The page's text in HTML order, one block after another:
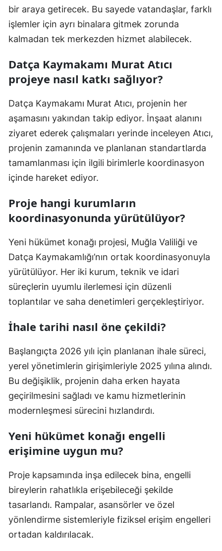
bir araya getirecek. Bu sayede vatandaşlar, farklı
işlemler için ayrı binalara gitmek zorunda
kalmadan tek merkezden hizmet alabilecek.
Datça Kaymakamı Murat Atıcı
projeye nasıl katkı sağlıyor?
Datça Kaymakamı Murat Atıcı, projenin her
aşamasını yakından takip ediyor. İnşaat alanını
ziyaret ederek çalışmaları yerinde inceleyen Atıcı,
projenin zamanında ve planlanan standartlarda
tamamlanması için ilgili birimlerle koordinasyon
içinde hareket ediyor.
Proje hangi kurumların
koordinasyonunda yürütülüyor?
Yeni hükümet konağı projesi, Muğla Valiliği ve
Datça Kaymakamlığı’nın ortak koordinasyonuyla
yürütülüyor. Her iki kurum, teknik ve idari
süreçlerin uyumlu ilerlemesi için düzenli
toplantılar ve saha denetimleri gerçekleştiriyor.
İhale tarihi nasıl öne çekildi?
Başlangıçta 2026 yılı için planlanan ihale süreci,
yerel yönetimlerin girişimleriyle 2025 yılına alındı.
Bu değişiklik, projenin daha erken hayata
geçirilmesini sağladı ve kamu hizmetlerinin
modernleşmesi sürecini hızlandırdı.
Yeni hükümet konağı engelli
erişimine uygun mu?
Proje kapsamında inşa edilecek bina, engelli
bireylerin rahatlıkla erişebileceği şekilde
tasarlandı. Rampalar, asansörler ve özel
yönlendirme sistemleriyle fiziksel erişim engelleri
ortadan kaldırılacak.